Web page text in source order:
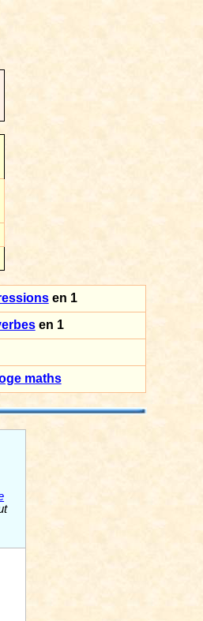
en 1
en 1
maths